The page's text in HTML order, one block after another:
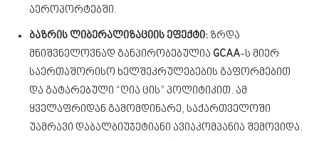
აეროპორტებში.
ბაზრის ლიბერალიზაციის ეფექტი: ზრდა
მნიშვნელოვნად განპირობებულია GCAA-ს მიერ
საერთაშორისო ხელშეკრულებების გაფორმებით
და გატარებული “ღია ცის” პოლიტიკით. ამ
ყველაფრიდან გამომდინარე, საქართველოში
უამრავი დაბალბიუჯეტიანი ავიაკომპანია შემოვიდა.